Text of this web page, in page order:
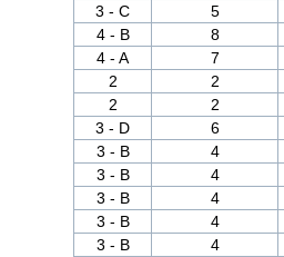
3 - C
5
4 - B
8
4 - A
7
2
2
2
2
3 - D
6
3 - B
4
3 - B
4
3 - B
4
3 - B
4
3 - B
4